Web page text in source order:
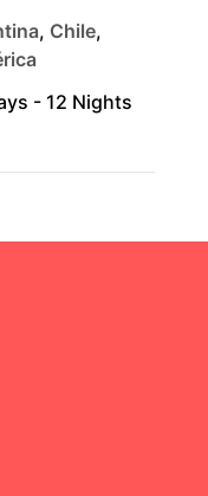
, Chile,
- 12 Nights